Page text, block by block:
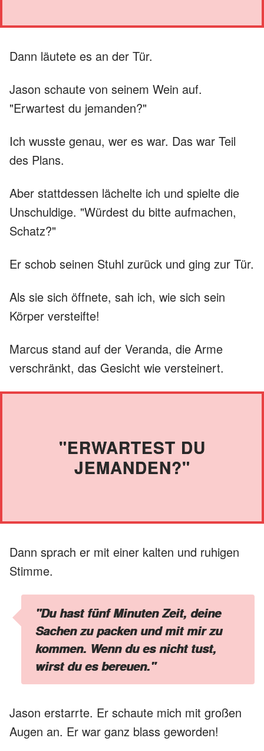
Dann läutete es an der Tür.
Jason schaute von seinem Wein auf.
"Erwartest du jemanden?"
Ich wusste genau, wer es war. Das war Teil
des Plans.
Aber stattdessen lächelte ich und spielte die
Unschuldige. "Würdest du bitte aufmachen,
Schatz?"
Er schob seinen Stuhl zurück und ging zur Tür.
Als sie sich öffnete, sah ich, wie sich sein
Körper versteifte!
Marcus stand auf der Veranda, die Arme
verschränkt, das Gesicht wie versteinert.
"ERWARTEST DU
JEMANDEN?"
Dann sprach er mit einer kalten und ruhigen
Stimme.
"Du hast fünf Minuten Zeit, deine
Sachen zu packen und mit mir zu
kommen. Wenn du es nicht tust,
wirst du es bereuen."
Jason erstarrte. Er schaute mich mit großen
Augen an. Er war ganz blass geworden!